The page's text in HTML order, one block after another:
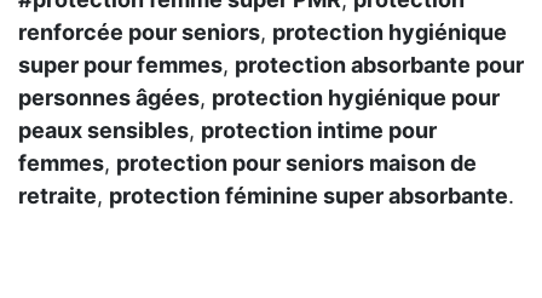
renforcée pour seniors, protection hygiénique
super pour femmes, protection absorbante pour
personnes âgées, protection hygiénique pour
peaux sensibles, protection intime pour
femmes, protection pour seniors maison de
retraite, protection féminine super absorbante.